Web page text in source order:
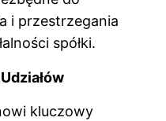
i przestrzegania
spółki.
kluczowy